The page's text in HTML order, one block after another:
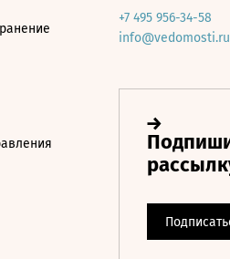
+7 495 956-34-58
info@vedomosti.ru